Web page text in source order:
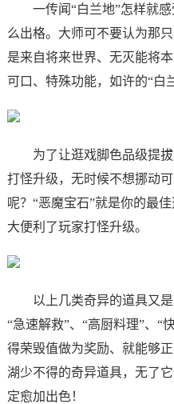
一传闻“白兰地”怎样就感
么出格。大师可不要认为那
是来自将来世界、无灭能将
可口、特殊功能，如许的“白
为了让逛戏脚色品级提拔
打怪升级，无时候不想挪动
呢？“恶魔宝石”就是你的最
大便利了玩家打怪升级。
以上几类奇异的道具又是
“急速解救”、“高厨料理”、“
得荣毁值做为奖励、就能够
湖少不得的奇异道具，无了
定愈加出色！